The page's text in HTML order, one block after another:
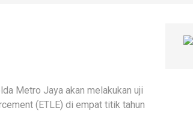
Metro Jaya akan melakukan uji
(ETLE) di empat titik tahun